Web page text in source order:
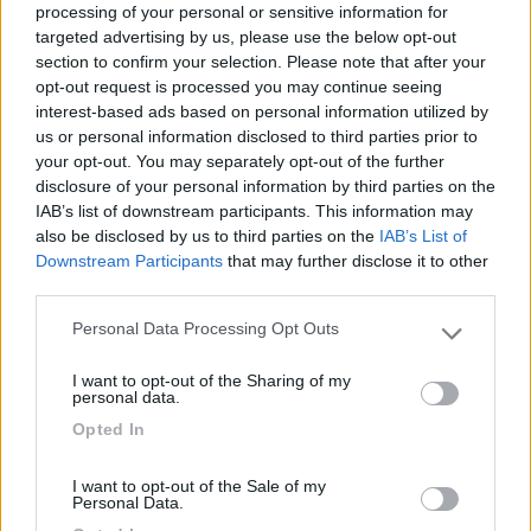
processing of your personal or sensitive information for
targeted advertising by us, please use the below opt-out
section to confirm your selection. Please note that after your
opt-out request is processed you may continue seeing
interest-based ads based on personal information utilized by
us or personal information disclosed to third parties prior to
your opt-out. You may separately opt-out of the further
disclosure of your personal information by third parties on the
IAB’s list of downstream participants. This information may
also be disclosed by us to third parties on the IAB’s List of
Downstream Participants that may further disclose it to other
Please note that this website/app uses one or more Google
not limited to your visit or usage behaviour. You may click to
grant or deny consent to Google and its third-party tags to
use your data for below specified purposes in below Google
Personal Data Processing Opt Outs
I want to opt-out of the Sharing of my
personal data.
Opted In
I want to opt-out of the Sale of my
Personal Data.
(TO) >
> Mansardato 7.10m , ford 137, 25,5 km/lt calcolati sul percorso
. . . . . . . . . . . . . . . . p.sso Stelvio > Glorenza (BZ) in salita invece
non mi ricordo più, sorry!![:)] Ciao, Sev PS: questi dati lasciano
sempre il tempo che trovano!id="size2">
nanett0
3197
Inserito il13/07/2006 alle: 16:11:42
Ducato 2.8 tdi (POMPA MECCANICA)su Adriatik mansardato di
7 mt x 37 q.li: risente molto del piede con cui si usa ( confermo
quanto detto da Gingi99 ) In autostrada intorno ai 110 di media
7- 7,5 Km/l circa, se la velocità scende intorno ai 90/100 di
media si passa a 8,5 Km/l circa. Gli 8-8,5 Km/l si fanno anche
sulle statali. Saluti Giuseppe
Al65
Inserito il13/07/2006 alle:18:11:32